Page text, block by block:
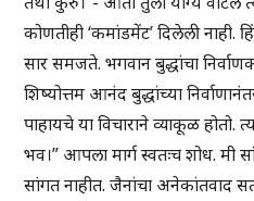
कोणतीही ‘कमांडमेंट’ दिलेली नाही.
सार समजते. भगवान बुद्धांचा
शिष्योत्तम आनंद बुद्धांच्या
पाहायचे या विचाराने व्याकूळ होतो.
भव।” आपला मार्ग स्वतःच शोध. मी
सांगत नाहीत. जैनांचा